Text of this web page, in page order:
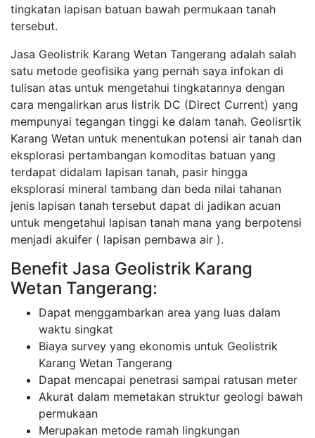
tingkatan lapisan batuan bawah permukaan tanah
tersebut.
Jasa Geolistrik Karang Wetan Tangerang adalah salah
satu metode geofisika yang pernah saya infokan di
tulisan atas untuk mengetahui tingkatannya dengan
cara mengalirkan arus listrik DC (Direct Current) yang
mempunyai tegangan tinggi ke dalam tanah. Geolisrtik
Karang Wetan untuk menentukan potensi air tanah dan
eksplorasi pertambangan komoditas batuan yang
terdapat didalam lapisan tanah, pasir hingga
eksplorasi mineral tambang dan beda nilai tahanan
jenis lapisan tanah tersebut dapat di jadikan acuan
untuk mengetahui lapisan tanah mana yang berpotensi
menjadi akuifer ( lapisan pembawa air ).
Benefit Jasa Geolistrik Karang
Wetan Tangerang:
Dapat menggambarkan area yang luas dalam
waktu singkat
Biaya survey yang ekonomis untuk Geolistrik
Karang Wetan Tangerang
Dapat mencapai penetrasi sampai ratusan meter
Akurat dalam memetakan struktur geologi bawah
permukaan
Merupakan metode ramah lingkungan